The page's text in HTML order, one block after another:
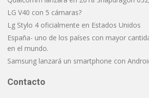
LG V40 con 5 cámaras?
Lg Stylo 4 oficialmente en Estados Unidos
España- uno de los países con mayor
en el mundo.
Samsung lanzará un smartphone con
Contacto